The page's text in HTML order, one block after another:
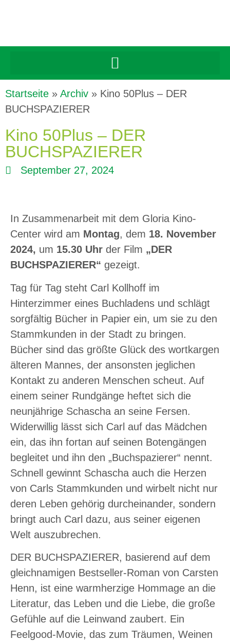
Startseite » Archiv » Kino 50Plus – DER
BUCHSPAZIERER
Kino 50Plus – DER
BUCHSPAZIERER
September 27, 2024
In Zusammenarbeit mit dem Gloria Kino-
Center wird am Montag, dem 18. November
2024, um 15.30 Uhr der Film „DER
BUCHSPAZIERER“ gezeigt.
Tag für Tag steht Carl Kollhoff im
Hinterzimmer eines Buchladens und schlägt
sorgfältig Bücher in Papier ein, um sie zu den
Stammkunden in der Stadt zu bringen.
Bücher sind das größte Glück des wortkargen
älteren Mannes, der ansonsten jeglichen
Kontakt zu anderen Menschen scheut. Auf
einem seiner Rundgänge heftet sich die
neunjährige Schascha an seine Fersen.
Widerwillig lässt sich Carl auf das Mädchen
ein, das ihn fortan auf seinen Botengängen
begleitet und ihn den „Buchspazierer“ nennt.
Schnell gewinnt Schascha auch die Herzen
von Carls Stammkunden und wirbelt nicht nur
deren Leben gehörig durcheinander, sondern
bringt auch Carl dazu, aus seiner eigenen
Welt auszubrechen.
DER BUCHSPAZIERER, basierend auf dem
gleichnamigen Bestseller-Roman von Carsten
Henn, ist eine warmherzige Hommage an die
Literatur, das Leben und die Liebe, die große
Gefühle auf die Leinwand zaubert. Ein
Feelgood-Movie, das zum Träumen, Weinen